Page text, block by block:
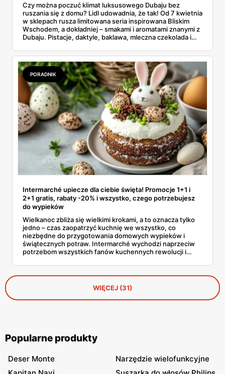
Czy można poczuć klimat luksusowego Dubaju bez
ruszania się z domu? Lidl udowadnia, że tak! Od 7 kwietnia
w sklepach rusza limitowana seria inspirowana Bliskim
Wschodem, a dokładniej – smakami i aromatami znanymi z
Dubaju. Pistacje, daktyle, baklawa, mleczna czekolada i
nowych słodyczach, które zachwycą nie tylko
podniebienie, ale i oczy. A najlepsze jest to, że są
dostępne w naprawdę przystępnych cenach.
PORADNIK
Intermarché upiecze dla ciebie święta! Promocje 1+1 i
2+1 gratis, rabaty -20% i wszystko, czego potrzebujesz
do wypieków
Wielkanoc zbliża się wielkimi krokami, a to oznacza tylko
jedno – czas zaopatrzyć kuchnię we wszystko, co
niezbędne do przygotowania domowych wypieków i
świątecznych potraw. Intermarché wychodzi naprzeciw
potrzebom wszystkich fanów kuchennych rewolucji i
3 do 9 kwietnia w sklepach czekają wyjątkowe oferty,
które pozwolą oszczędzić naprawdę sporo.
WIĘCEJ (31)
Popularne produkty
Deser Monte
Narzędzie wielofunkcyjne